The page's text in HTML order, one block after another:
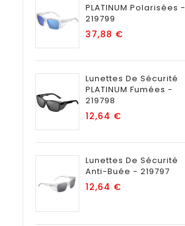
PLATINUM Polarisées -
219799
37,88 €
Lunettes De Sécurité
PLATINUM Fumées -
219798
12,64 €
Lunettes De Sécurité
Anti-Buée - 219797
12,64 €